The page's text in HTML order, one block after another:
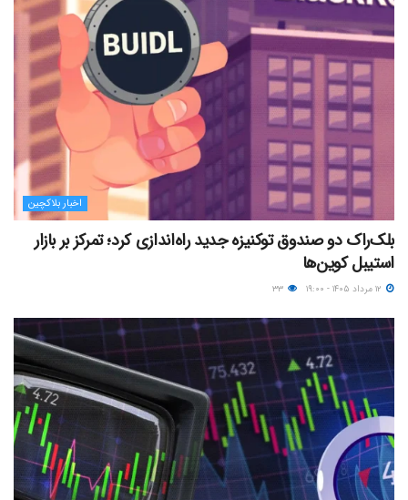
اخبار بلاکچین
بلک‌راک دو صندوق توکنیزه جدید راه‌اندازی کرد؛ تمرکز بر بازار
استیبل کوین‌ها